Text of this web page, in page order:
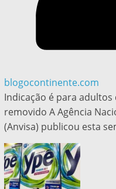
blogocontinente.com
Indicação é para
removido A Agência
(Anvisa) publicou esta